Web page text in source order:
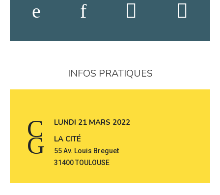
INFOS PRATIQUES
LUNDI 21 MARS 2022
LA CITÉ
55 Av. Louis Breguet
31400 TOULOUSE